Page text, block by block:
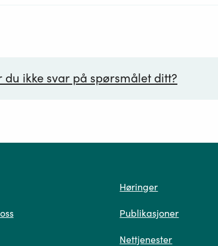
du ikke svar på spørsmålet ditt?
Høringer
Publikasjoner
Nettjenester